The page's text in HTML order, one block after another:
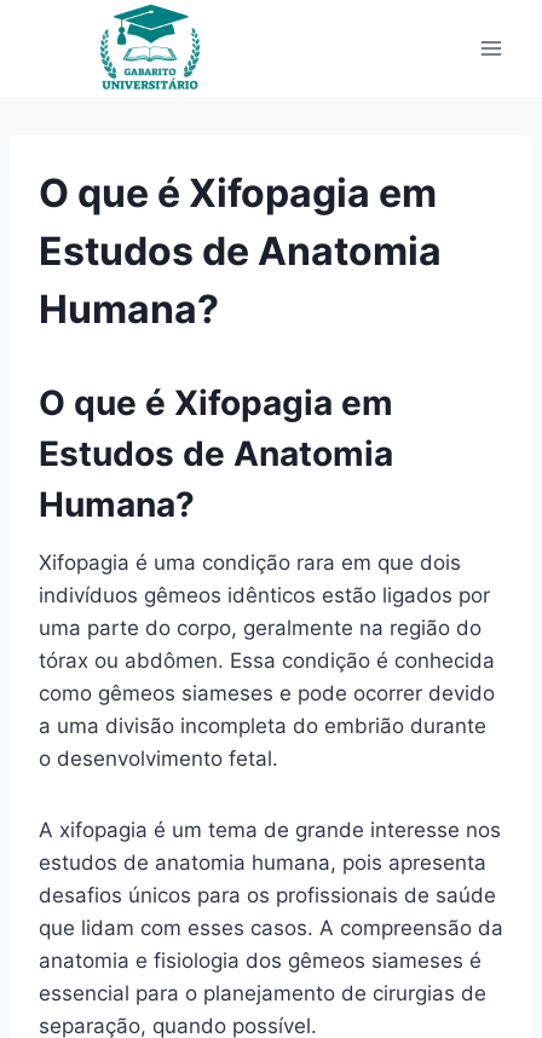
O que é Xifopagia em
Estudos de Anatomia
Humana?
O que é Xifopagia em
Estudos de Anatomia
Humana?
Xifopagia é uma condição rara em que dois
indivíduos gêmeos idênticos estão ligados por
uma parte do corpo, geralmente na região do
tórax ou abdômen. Essa condição é conhecida
como gêmeos siameses e pode ocorrer devido
a uma divisão incompleta do embrião durante
o desenvolvimento fetal.
A xifopagia é um tema de grande interesse nos
estudos de anatomia humana, pois apresenta
desafios únicos para os profissionais de saúde
que lidam com esses casos. A compreensão da
anatomia e fisiologia dos gêmeos siameses é
essencial para o planejamento de cirurgias de
separação, quando possível.